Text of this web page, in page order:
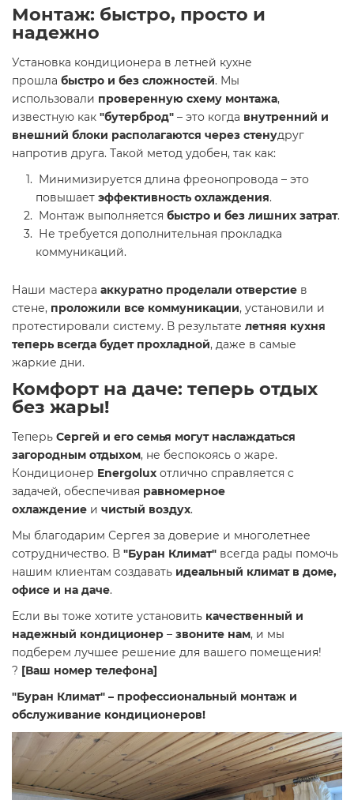
Монтаж: быстро, просто и
надежно
Установка кондиционера в летней кухне
прошла быстро и без сложностей. Мы
использовали проверенную схему монтажа,
известную как "бутерброд" – это когда внутренний и
внешний блоки располагаются через стенудруг
напротив друга. Такой метод удобен, так как:
Минимизируется длина фреонопровода – это
повышает эффективность охлаждения.
Монтаж выполняется быстро и без лишних затрат.
Не требуется дополнительная прокладка
коммуникаций.
Наши мастера аккуратно проделали отверстие в
стене, проложили все коммуникации, установили и
протестировали систему. В результате летняя кухня
теперь всегда будет прохладной, даже в самые
жаркие дни.
Комфорт на даче: теперь отдых
без жары!
Теперь Сергей и его семья могут наслаждаться
загородным отдыхом, не беспокоясь о жаре.
Кондиционер Energolux отлично справляется с
задачей, обеспечивая равномерное
охлаждение и чистый воздух.
Мы благодарим Сергея за доверие и многолетнее
сотрудничество. В "Буран Климат" всегда рады помочь
нашим клиентам создавать идеальный климат в доме,
офисе и на даче.
Если вы тоже хотите установить качественный и
надежный кондиционер – звоните нам, и мы
подберем лучшее решение для вашего помещения!
? [Ваш номер телефона]
"Буран Климат" – профессиональный монтаж и
обслуживание кондиционеров!